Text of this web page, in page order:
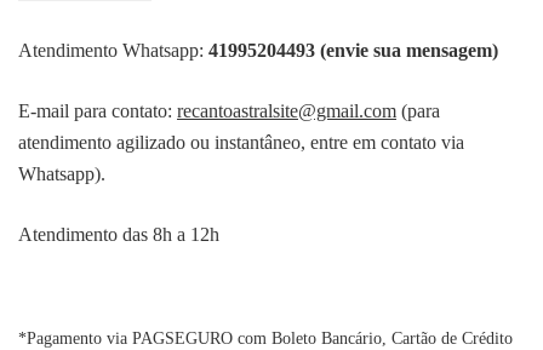
Atendimento Whatsapp: 41995204493 (envie sua mensagem)
E-mail para contato: recantoastralsite@gmail.com (para
atendimento agilizado ou instantâneo, entre em contato via
Whatsapp).
Atendimento das 8h a 12h
*Pagamento via PAGSEGURO com Boleto Bancário, Cartão de Crédito